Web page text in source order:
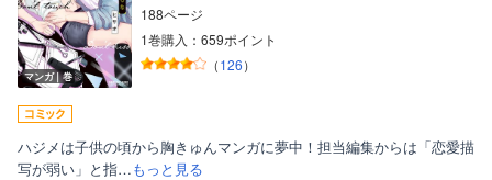
マンガ｜巻
188ページ
1巻購入：659ポイント
（126）
ハジメは子供の頃から胸きゅんマンガに夢中！担当編集からは「恋愛描
写が弱い」と指…もっと見る